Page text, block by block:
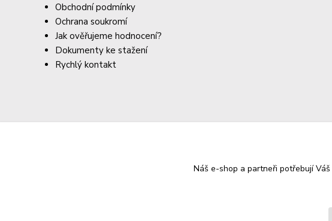
Obchodní podmínky
Ochrana soukromí
Jak ověřujeme hodnocení?
Dokumenty ke stažení
Rychlý kontakt
Náš e-shop a partneři potřebují Váš